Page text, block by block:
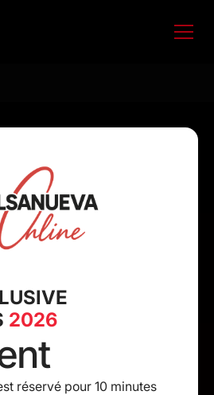
2026
réservé pour 10 minutes